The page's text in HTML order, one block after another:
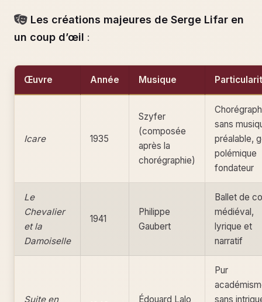
Les créations majeures de Serge Lifar en
un coup d’œil :
Œuvre Année Musique
Icare 1935
Szyfer
(composée
après la
chorégraphie)
sans
préalable,
polémique
fondateur
Le
Chevalier
et la
Damoiselle
1941
Philippe
Gaubert
Ballet de
médiéval,
lyrique et
narratif
Suite en
Édouard Lalo
Pur
sans